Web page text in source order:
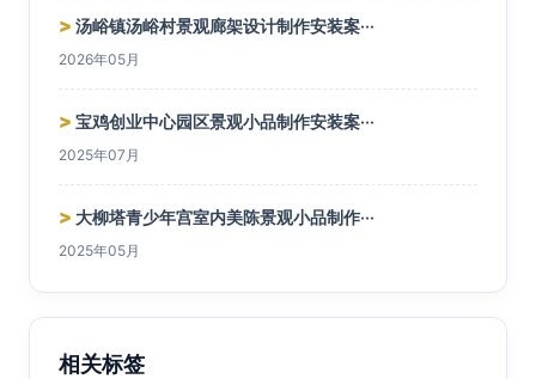
> 汤峪镇汤峪村景观廊架设计制作安装案···
2026年05月
> 宝鸡创业中心园区景观小品制作安装案···
2025年07月
> 大柳塔青少年宫室内美陈景观小品制作···
2025年05月
相关标签